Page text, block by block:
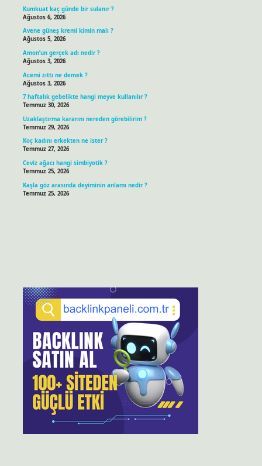
Kumkuat kaç günde bir sulanır ?
Ağustos 6, 2026
Avene güneş kremi kimin malı ?
Ağustos 5, 2026
Amon’un gerçek adı nedir ?
Ağustos 3, 2026
Acemi zıttı ne demek ?
Ağustos 3, 2026
7 haftalık gebelikte hangi meyve kullanılır ?
Temmuz 30, 2026
Uzaklaştırma kararını nereden görebilirim ?
Temmuz 29, 2026
Koç kadını erkekten ne ister ?
Temmuz 27, 2026
Ceviz ağacı hangi simbiyotik ?
Temmuz 25, 2026
Kaşla göz arasında deyiminin anlamı nedir ?
Temmuz 25, 2026